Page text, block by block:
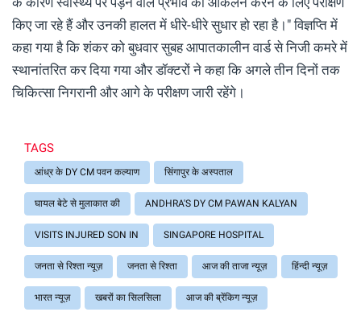
किए जा रहे हैं और उनकी हालत में धीरे-धीरे सुधार हो रहा है।" विज्ञप्ति में
कहा गया है कि शंकर को बुधवार सुबह आपातकालीन वार्ड से निजी कमरे में
स्थानांतरित कर दिया गया और डॉक्टरों ने कहा कि अगले तीन दिनों तक
चिकित्सा निगरानी और आगे के परीक्षण जारी रहेंगे।
TAGS
आंध्र के DY CM पवन कल्याण सिंगापुर के अस्पताल
घायल बेटे से मुलाकात की ANDHRA'S DY CM PAWAN KALYAN
VISITS INJURED SON IN SINGAPORE HOSPITAL
जनता से रिश्ता न्यूज़ जनता से रिश्ता आज की ताजा न्यूज़ हिंन्दी न्यूज़
भारत न्यूज़ खबरों का सिलसिला आज की ब्रेंकिग न्यूज़